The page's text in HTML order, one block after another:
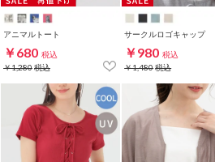
アニマルトート
￥680 税込
￥1,280税込
サークルロゴキャップ
￥980 税込
￥1,480税込